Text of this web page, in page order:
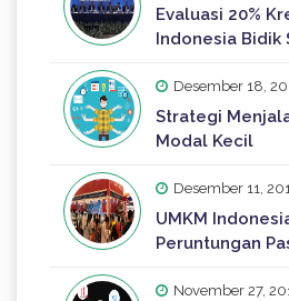
Evaluasi 20%
Indonesia Bidik
Desember 18,
Strategi
Modal Kecil
Desember 11,
UMKM
Peruntungan
November 27,